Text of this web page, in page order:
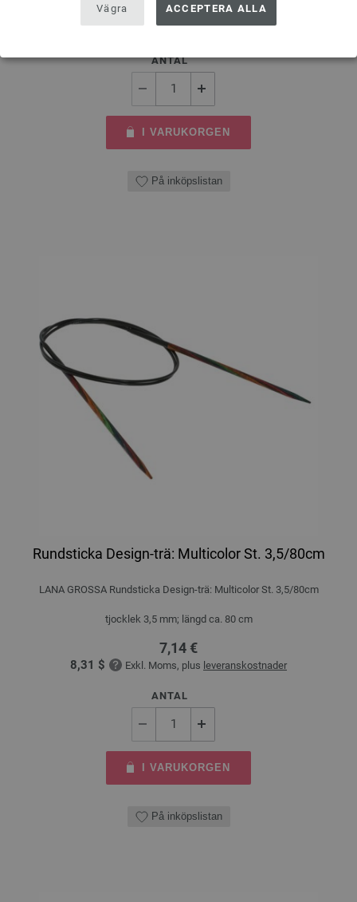
Vägra ACCEPTERA ALLA
7,14 €
8,31 $ Exkl. Moms, plusleveranskostnader
ANTAL
I VARUKORGEN
På inköpslistan
Rundsticka Design-trä: Multicolor St. 3,5/80cm
LANA GROSSA Rundsticka Design-trä: Multicolor St. 3,5/80cm
tjocklek 3,5 mm; längd ca. 80 cm
7,14 €
8,31 $ Exkl. Moms, plus leveranskostnader
ANTAL
I VARUKORGEN
På inköpslistan